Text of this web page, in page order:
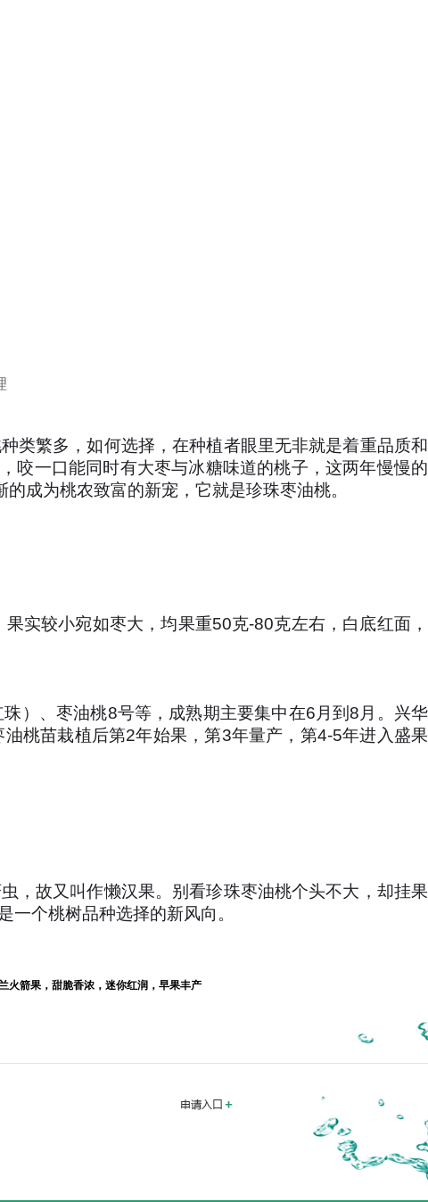
类繁多，如何选择，在种植者眼里无非就是着重品质和
咬一口能同时有大枣与冰糖味道的桃子，这两年慢慢的
成为桃农致富的新宠，它就是珍珠枣油桃。
实较小宛如枣大，均果重50克-80克左右，白底红面，
）、枣油桃8号等，成熟期主要集中在6月到8月。兴华
桃苗栽植后第2年始果，第3年量产，第4-5年进入盛果
，故又叫作懒汉果。别看珍珠枣油桃个头不大，却挂果
个桃树品种选择的新风向。
火箭果，甜脆香浓，迷你红润，早果丰产